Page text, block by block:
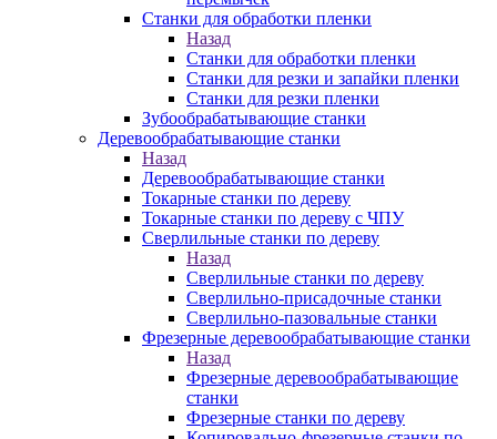
Станки для обработки пленки
Назад
Станки для обработки пленки
Станки для резки и запайки пленки
Станки для резки пленки
Зубообрабатывающие станки
Деревообрабатывающие станки
Назад
Деревообрабатывающие станки
Токарные станки по дереву
Токарные станки по дереву с ЧПУ
Сверлильные станки по дереву
Назад
Сверлильные станки по дереву
Сверлильно-присадочные станки
Сверлильно-пазовальные станки
Фрезерные деревообрабатывающие станки
Назад
Фрезерные деревообрабатывающие
станки
Фрезерные станки по дереву